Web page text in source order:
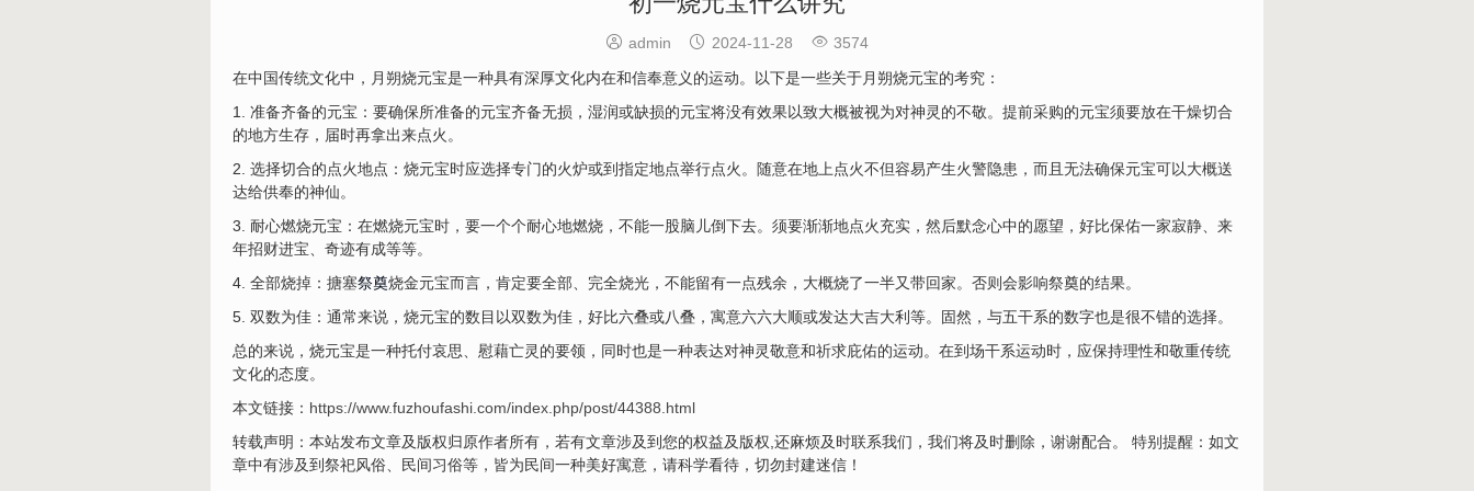
 admin  2024-11-28  3574
在中国传统文化中，月朔烧元宝是一种具有深厚文化内在和信奉意义的运动。以下是一些关于月朔烧元宝的考究：
1. 准备齐备的元宝：要确保所准备的元宝齐备无损，湿润或缺损的元宝将没有效果以致大概被视为对神灵的不敬。提前采购的元宝须要放在干燥切合
的地方生存，届时再拿出来点火。
2. 选择切合的点火地点：烧元宝时应选择专门的火炉或到指定地点举行点火。随意在地上点火不但容易产生火警隐患，而且无法确保元宝可以大概送
达给供奉的神仙。
3. 耐心燃烧元宝：在燃烧元宝时，要一个个耐心地燃烧，不能一股脑儿倒下去。须要渐渐地点火充实，然后默念心中的愿望，好比保佑一家寂静、来
年招财进宝、奇迹有成等等。
4. 全部烧掉：搪塞祭奠烧金元宝而言，肯定要全部、完全烧光，不能留有一点残余，大概烧了一半又带回家。否则会影响祭奠的结果。
5. 双数为佳：通常来说，烧元宝的数目以双数为佳，好比六叠或八叠，寓意六六大顺或发达大吉大利等。固然，与五干系的数字也是很不错的选择。
总的来说，烧元宝是一种托付哀思、慰藉亡灵的要领，同时也是一种表达对神灵敬意和祈求庇佑的运动。在到场干系运动时，应保持理性和敬重传统
文化的态度。
本文链接： https://www.fuzhoufashi.com/index.php/post/44388.html
转载声明：本站发布文章及版权归原作者所有，若有文章涉及到您的权益及版权,还麻烦及时联系我们，我们将及时删除，谢谢配合。 特别提醒：如文
章中有涉及到祭祀风俗、民间习俗等，皆为民间一种美好寓意，请科学看待，切勿封建迷信！